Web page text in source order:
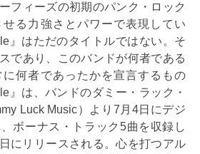
フィーズの初期のパンク・ロック
る力強さとパワーで表現してい
』はただのタイトルではない。そ
であり、このバンドが何者である
何者であったかを宣言するもの
』は、バンドのダミー・ラック・
Luck Music）より7月4日にデジ
ボーナス・トラック5曲を収録し
にリリースされる。心を打つアル